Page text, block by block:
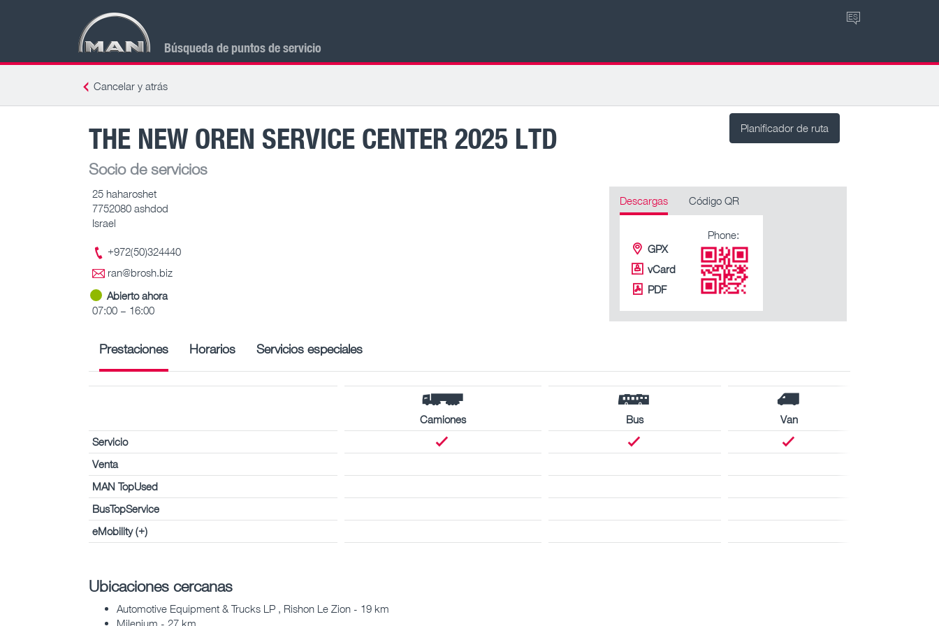
Búsqueda de puntos de servicio
ES
Cancelar y atrás
Planificador de ruta
THE NEW OREN SERVICE CENTER 2025 LTD
Socio de servicios
25 haharoshet
7752080 ashdod
Israel
+972(50)324440
ran@brosh.biz
Abierto ahora
07:00 – 16:00
Descargas Código QR
GPX
vCard
PDF
Phone:
Prestaciones Horarios Servicios especiales
Camiones Bus
Van
Servicio
Venta
MAN TopUsed
BusTopService
eMobility (+)
Ubicaciones cercanas
Automotive Equipment & Trucks LP , Rishon Le Zion - 19 km
Milenium - 27 km